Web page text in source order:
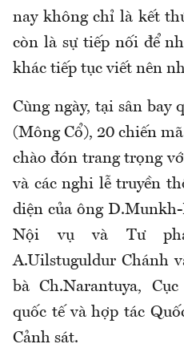
nay không chỉ là kết
còn là sự tiếp nối để
khác tiếp tục viết nên
Cùng ngày, tại sân bay
(Mông Cổ), 20 chiến
chào đón trang trọng
và các nghi lễ truyền
diện của ông
Nội vụ và Tư
A.Uilstuguldur Chánh
bà Ch.Narantuya,
quốc tế và hợp tác
Cảnh sát.